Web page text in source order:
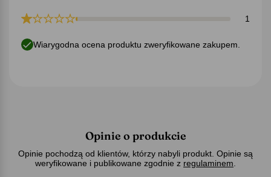
1
Wiarygodna ocena produktu zweryfikowane zakupem.
Opinie o produkcie
Opinie pochodzą od klientów, którzy nabyli produkt. Opinie są
weryfikowane i publikowane zgodnie z regulaminem.